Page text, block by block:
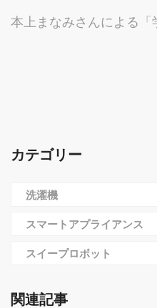
本上まなみさんによる「
カテゴリー
洗濯機
スマートアプライアンス
スイープロボット
関連記事